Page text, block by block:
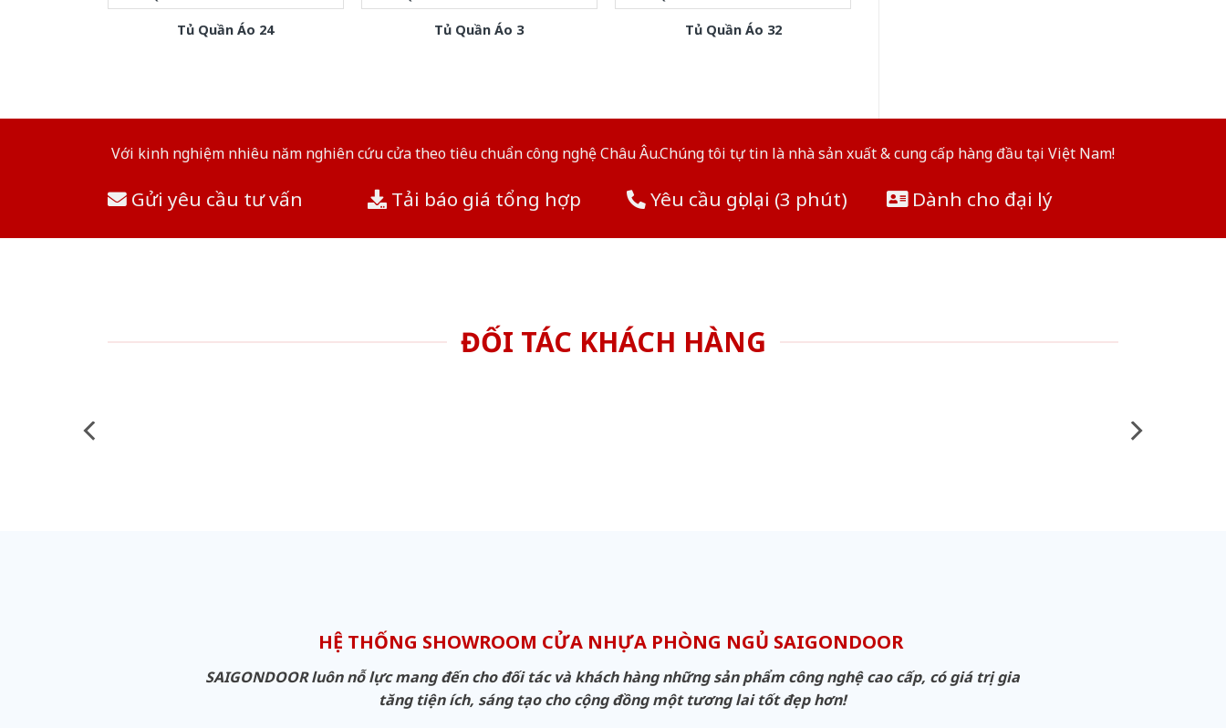
Tủ Quần Áo 24 Tủ Quần Áo 3 Tủ Quần Áo 32
Với kinh nghiệm nhiêu năm nghiên cứu cửa theo tiêu chuẩn công nghệ Châu Âu.Chúng tôi tự tin là nhà sản xuất & cung cấp hàng đầu tại Việt Nam!
Gửi yêu cầu tư vấn Tải báo giá tổng hợp Yêu cầu gọi lại (3 phút) Dành cho đại lý
ĐỐI TÁC KHÁCH HÀNG
HỆ THỐNG SHOWROOM CỬA NHỰA PHÒNG NGỦ SAIGONDOOR
SAIGONDOOR luôn nỗ lực mang đến cho đối tác và khách hàng những sản phẩm công nghệ cao cấp, có giá trị gia
tăng tiện ích, sáng tạo cho cộng đồng một tương lai tốt đẹp hơn!